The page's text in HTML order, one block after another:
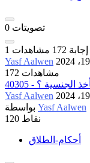
0 تصويتات
1 إجابة 172 مشاهدات
Yasf Aalwen
172 مشاهدات
الجنسية ؟
Yasf Aalwen
Yasf Aalwen
120 نقاط
أحكام-الطلاق